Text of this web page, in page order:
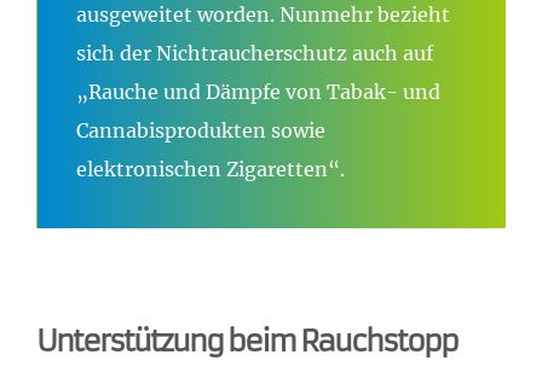
ausgeweitet worden. Nunmehr bezieht
sich der Nichtraucherschutz auch auf
„Rauche und Dämpfe von Tabak- und
Cannabisprodukten sowie
elektronischen Zigaretten“.
Unterstützung beim Rauchstopp